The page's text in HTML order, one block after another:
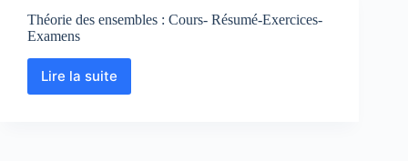
Théorie des ensembles : Cours- Résumé-Exercices-
Examens
Lire la suite
Théorie